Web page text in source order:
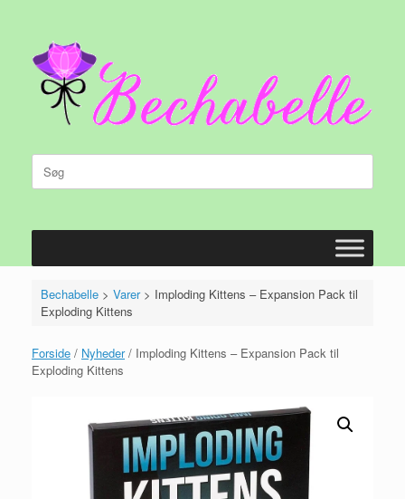
Søg
efter:
Bechabelle> Varer> Imploding Kittens – Expansion Pack til
Exploding Kittens
Forside / Nyheder/ Imploding Kittens – Expansion Pack til
Exploding Kittens